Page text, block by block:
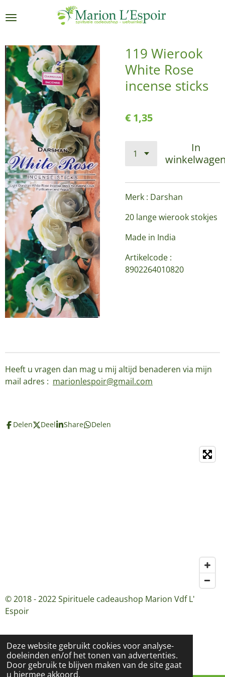
Deze website gebruikt cookies voor analyse-
doeleinden en/of het tonen van advertenties.
Door gebruik te blijven maken van de site gaat
u hiermee akkoord.
direct
de
hoofdinhoud
119 Wierook
White Rose
incense sticks
€ 1,35
In
Merk : Darshan
20 lange wierook stokjes
Made in India
Artikelcode :
8902264010820
Heeft u vragen dan mag u mij altijd benaderen via mijn
mail adres : marionlespoir@gmail.com
Delen Deel Share Delen
© 2018 - 2022 Spirituele cadeaushop Marion Vdf L'
Espoir